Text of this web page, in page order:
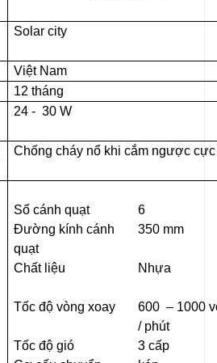
Solar city
Việt Nam
12 tháng
24 - 30 W
Chống cháy nổ khi cắm ngược cực
Số cánh quạt
6
Đường kính cánh
quạt
350 mm
Chất liệu Nhựa
Tốc độ vòng xoay
600 – 1000
/ phút
Tốc độ gió
3 cấp